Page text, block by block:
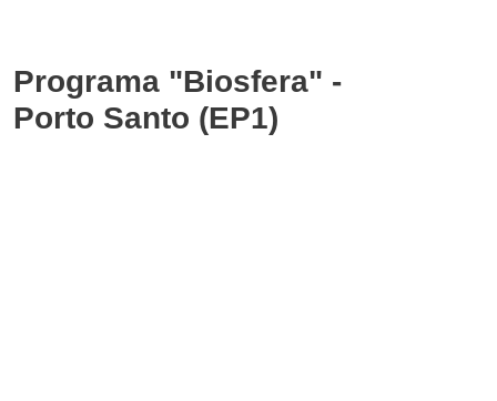
Programa "Biosfera" -
Porto Santo (EP1)